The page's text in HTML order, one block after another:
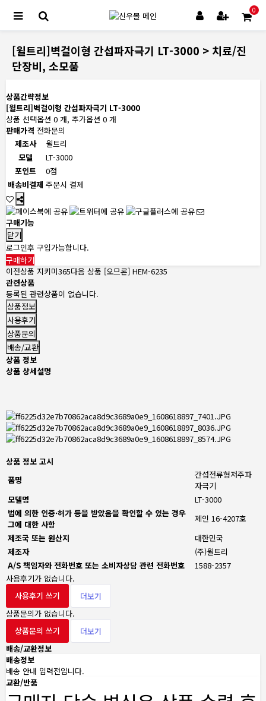
0
[윌트리]벽걸이형 간섭파자극기 LT-3000 > 치료/진
단장비, 소모품
상품간략정보
[윌트리]벽걸이형 간섭파자극기 LT-3000
상품 선택옵션 0 개, 추가옵션 0 개
판매가격 전화문의
제조사
윌트리
모델
LT-3000
포인트
0점
배송비결제 주문시 결제
구매기능
닫기
로그인후 구입가능합니다.
구매하기
이전상품 지키미365다음 상품 [오므론] HEM-6235
관련상품
등록된 관련상품이 없습니다.
상품정보
사용후기
상품문의
배송/교환
상품 정보
상품 상세설명
상품 정보 고시
품명
간섭전류형저주파
자극기
모델명
LT-3000
법에 의한 인증·허가 등을 받았음을 확인할 수 있는 경우
그에 대한 사항
제인 16-4207호
제조국 또는 원산지
대한민국
제조자
(주)윌트리
A/S 책임자와 전화번호 또는 소비자상담 관련 전화번호
1588-2357
사용후기가 없습니다.
사용후기 쓰기
더보기
상품문의가 없습니다.
상품문의 쓰기
더보기
배송/교환정보
배송정보
배송 안내 입력전입니다.
교환/반품